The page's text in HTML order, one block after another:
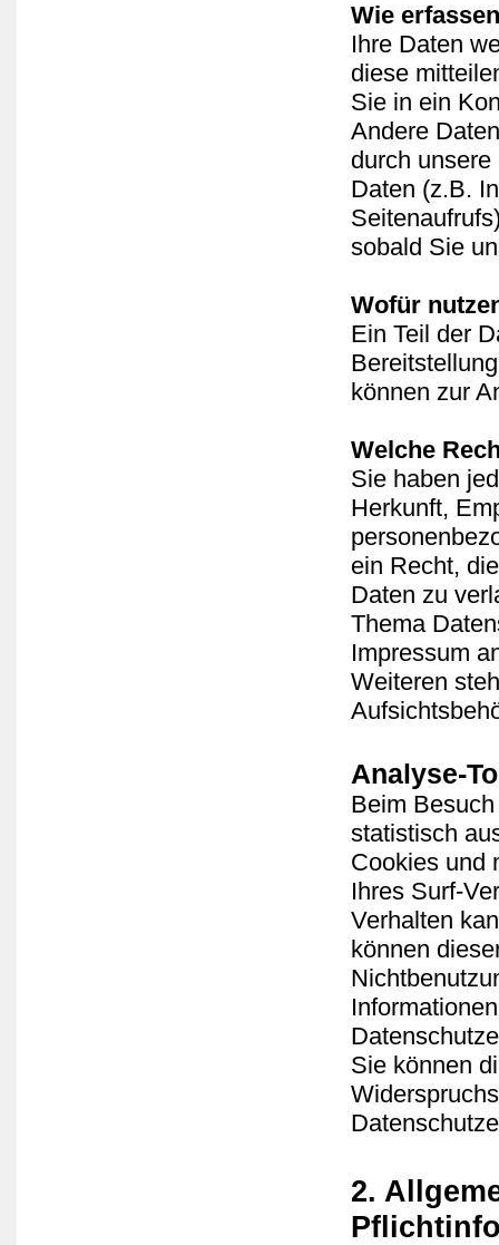
Wie
Ihre Daten
diese
Sie in ein
Andere
durch
Daten (z.B.
sobald Sie
Wofür
Ein Teil der
können zur
Welche
Sie haben
Herkunft,
ein Recht,
Daten zu
Thema
Impressum
Weiteren
Analyse-
Beim
statistisch
Cookies und
Ihres Surf-
Verhalten
können
Sie können
2.